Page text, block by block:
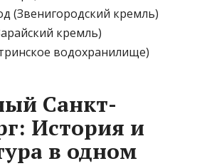
(Звенигородский кремль)
кремль)
водохранилище)
Санкт-
История и
в одном